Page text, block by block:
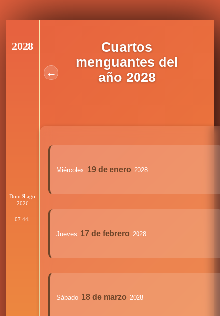
2028
Dom9 ago
2026
07:44:38
←
Cuartos
menguantes del
año 2028
Miércoles 19 de enero 2028
Jueves 17 de febrero 2028
Sábado 18 de marzo 2028